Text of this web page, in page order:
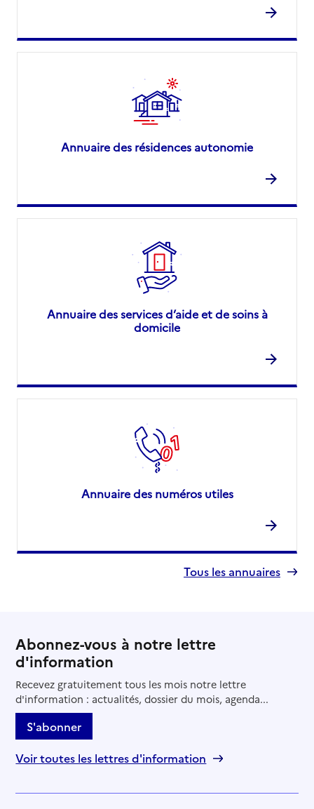
Annuaire des résidences autonomie
Annuaire des services d’aide et de soins à
domicile
Annuaire des numéros utiles
Tous les annuaires
Abonnez-vous à notre lettre
d'information
Recevez gratuitement tous les mois notre lettre
d'information : actualités, dossier du mois, agenda...
S'abonner
Voir toutes les lettres d'information